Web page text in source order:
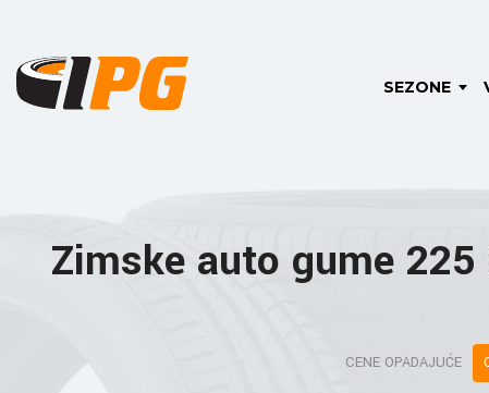
SEZONE
Zimske auto gume 225
CENE OPADAJUĆE